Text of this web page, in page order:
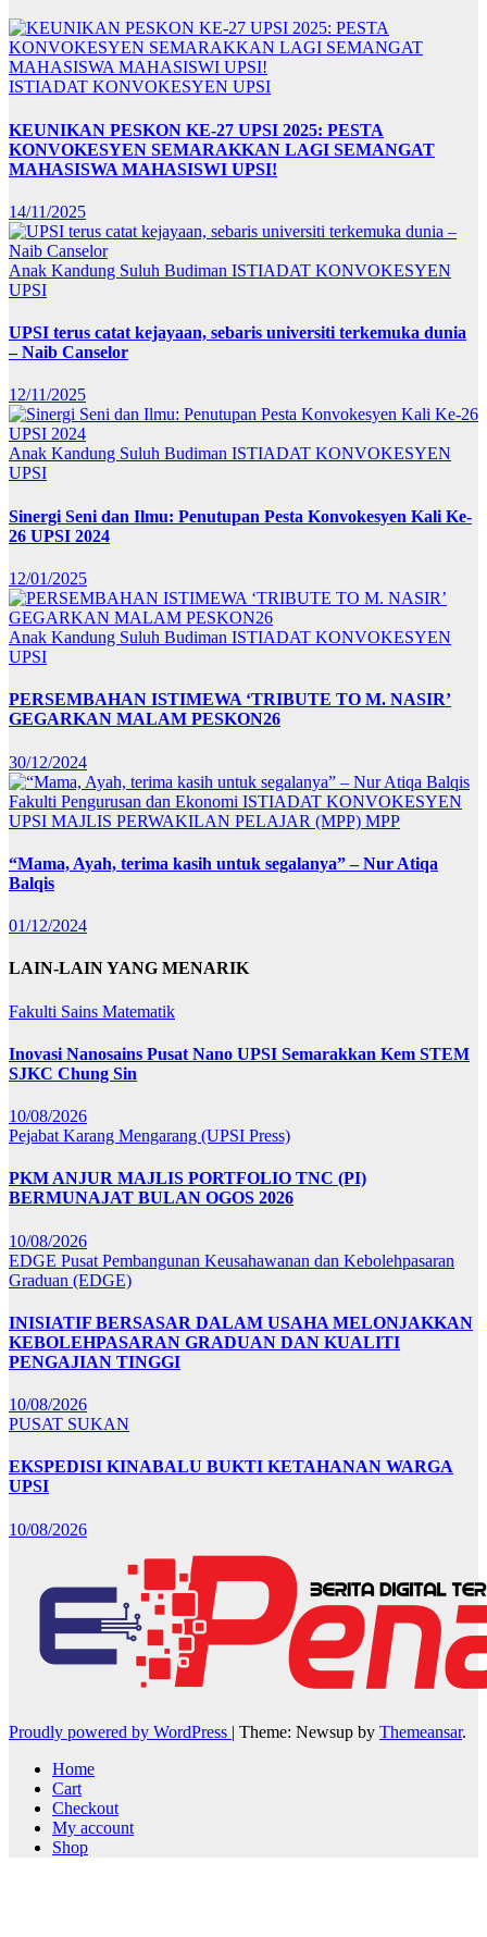
ISTIADAT KONVOKESYEN UPSI
KEUNIKAN PESKON KE-27 UPSI 2025: PESTA
KONVOKESYEN SEMARAKKAN LAGI SEMANGAT
MAHASISWA MAHASISWI UPSI!
14/11/2025
Anak Kandung Suluh Budiman ISTIADAT KONVOKESYEN
UPSI
UPSI terus catat kejayaan, sebaris universiti terkemuka dunia
– Naib Canselor
12/11/2025
Anak Kandung Suluh Budiman ISTIADAT KONVOKESYEN
UPSI
Sinergi Seni dan Ilmu: Penutupan Pesta Konvokesyen Kali Ke-
26 UPSI 2024
12/01/2025
Anak Kandung Suluh Budiman ISTIADAT KONVOKESYEN
UPSI
PERSEMBAHAN ISTIMEWA ‘TRIBUTE TO M. NASIR’
GEGARKAN MALAM PESKON26
30/12/2024
Fakulti Pengurusan dan Ekonomi ISTIADAT KONVOKESYEN
UPSI MAJLIS PERWAKILAN PELAJAR (MPP) MPP
“Mama, Ayah, terima kasih untuk segalanya” – Nur Atiqa
Balqis
01/12/2024
LAIN-LAIN YANG MENARIK
Fakulti Sains Matematik
Inovasi Nanosains Pusat Nano UPSI Semarakkan Kem STEM
SJKC Chung Sin
10/08/2026
Pejabat Karang Mengarang (UPSI Press)
PKM ANJUR MAJLIS PORTFOLIO TNC (PI)
BERMUNAJAT BULAN OGOS 2026
10/08/2026
EDGE Pusat Pembangunan Keusahawanan dan Kebolehpasaran
Graduan (EDGE)
INISIATIF BERSASAR DALAM USAHA MELONJAKKAN
KEBOLEHPASARAN GRADUAN DAN KUALITI
PENGAJIAN TINGGI
10/08/2026
PUSAT SUKAN
EKSPEDISI KINABALU BUKTI KETAHANAN WARGA
UPSI
10/08/2026
Proudly powered by WordPress | Theme: Newsup by Themeansar.
Home
Cart
Checkout
My account
Shop